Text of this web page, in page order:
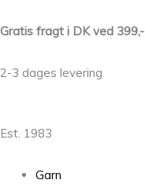
Gratis fragt i DK ved 399,-
2-3 dages levering
Est. 1983
Garn